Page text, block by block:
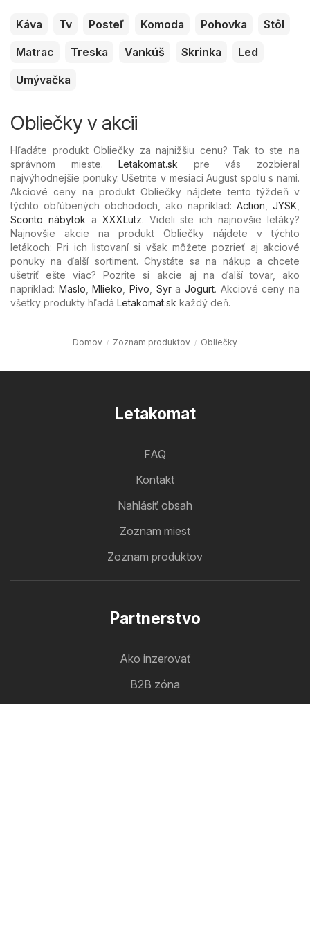
Káva Tv Posteľ Komoda Pohovka
Stôl
Matrac
Treska Vankúš Skrinka
Led
Umývačka
Obliečky v akcii
Hľadáte produkt Obliečky za najnižšiu cenu? Tak to ste na
správnom mieste.Letakomat.sk pre vás zozbieral
najvýhodnejšie ponuky. Ušetrite v mesiaci August spolu s nami.
Akciové ceny na produkt Obliečky nájdete tento týždeň v
týchto obľúbených obchodoch, ako napríklad: Action JYSK
Sconto nábytok a XXXLutz. Videli ste ich najnovšie letáky?
Najnovšie akcie na produkt Obliečky nájdete v týchto
letákoch: Pri ich listovaní si však môžete pozrieť aj akciové
ponuky na ďalší sortiment. Chystáte sa na nákup a chcete
ušetriť ešte viac? Pozrite si akcie aj na ďalší tovar, ako
napríklad: Maslo ,Mlieko ,Pivo SyraJogurt. Akciové ceny na
všetky produkty hľadá Letakomat.sk každý deň.
Domov Zoznam produktov Obliečky
Letakomat
FAQ
Kontakt
Nahlásiť obsah
Zoznam miest
Zoznam produktov
Partnerstvo
Ako inzerovať
B2B zóna